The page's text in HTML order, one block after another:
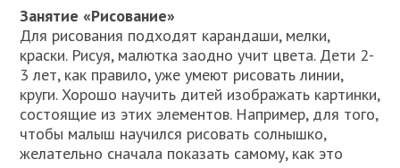
Занятие «Рисование»
Для рисования подходят карандаши, мелки,
краски. Рисуя, малютка заодно учит цвета. Дети 2-
3 лет, как правило, уже умеют рисовать линии,
круги. Хорошо научить дитей изображать картинки,
состоящие из этих элементов. Например, для того,
чтобы малыш научился рисовать солнышко,
желательно сначала показать самому, как это